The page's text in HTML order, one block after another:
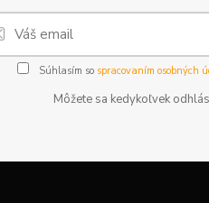
Súhlasím so spracovaním osobných
Môžete sa kedykoľvek